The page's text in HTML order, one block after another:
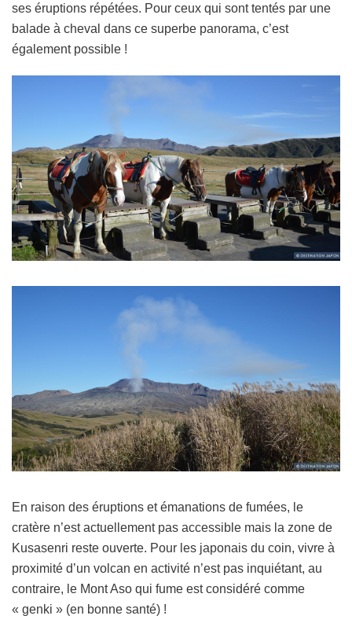
ses éruptions répétées. Pour ceux qui sont tentés par une
balade à cheval dans ce superbe panorama, c’est
également possible !
En raison des éruptions et émanations de fumées, le
cratère n’est actuellement pas accessible mais la zone de
Kusasenri reste ouverte. Pour les japonais du coin, vivre à
proximité d’un volcan en activité n’est pas inquiétant, au
contraire, le Mont Aso qui fume est considéré comme
« genki » (en bonne santé) !